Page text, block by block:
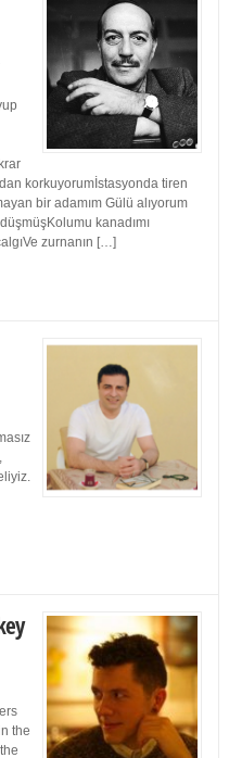
korkuyorumİstasyonda tiren
bir adamım Gülü alıyorum
kanadımı
zurnanın […]
the